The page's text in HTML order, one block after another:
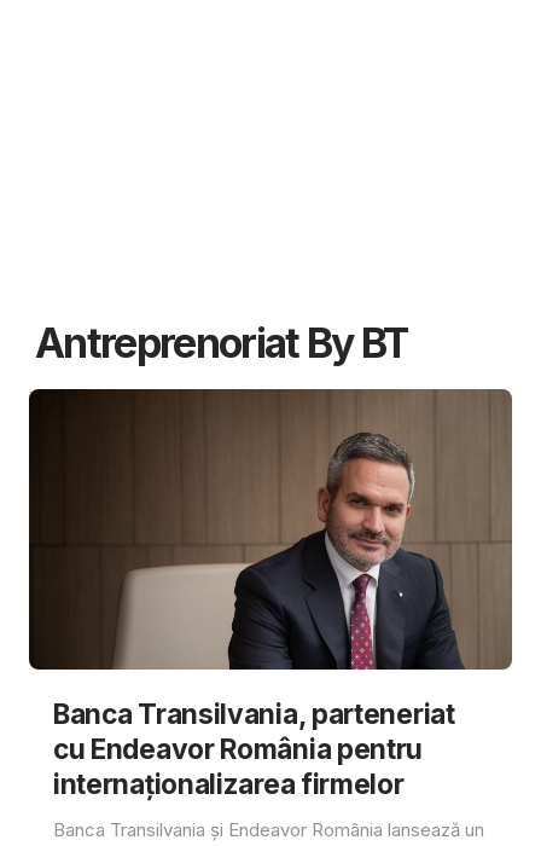
Antreprenoriat By BT
Banca Transilvania, parteneriat
cu Endeavor România pentru
internaționalizarea firmelor
Banca Transilvania și Endeavor România lansează un